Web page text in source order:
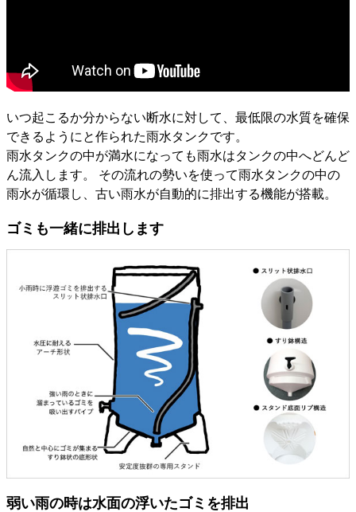
いつ起こるか分からない断水に対して、最低限の水質を確保
できるようにと作られた雨水タンクです。
雨水タンクの中が満水になっても雨水はタンクの中へどんど
ん流入します。 その流れの勢いを使って雨水タンクの中の
雨水が循環し、古い雨水が自動的に排出する機能が搭載。
ゴミも一緒に排出します
弱い雨の時は水面の浮いたゴミを排出